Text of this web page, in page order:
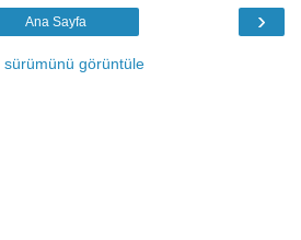
›
Ana Sayfa
sürümünü görüntüle